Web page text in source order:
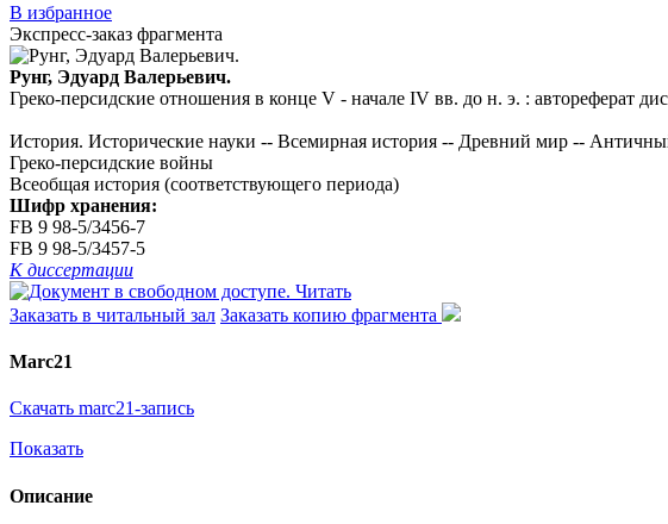
В избранное
Экспресс-заказ фрагмента
Рунг, Эдуард Валерьевич.
Греко-персидские отношения в конце V - начале IV вв. до н. э. : автореферат
История. Исторические науки -- Всемирная история -- Древний мир --
Греко-персидские войны
Всеобщая история (соответствующего периода)
Шифр хранения:
FB 9 98-5/3456-7
FB 9 98-5/3457-5
К диссертации
Читать
Заказать в читальный зал Заказать копию фрагмента
Marc21
Скачать marc21-запись
Показать
Описание